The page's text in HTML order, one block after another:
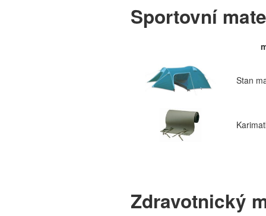
Sportovní
Stan
Zdravotnický